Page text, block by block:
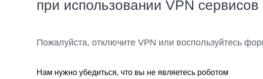
при использовании VPN сервисов
Пожалуйста, отключите VPN или воспользуйтесь
Нам нужно убедиться, что вы не являетесь роботом